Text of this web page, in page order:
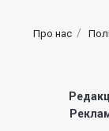
Про нас